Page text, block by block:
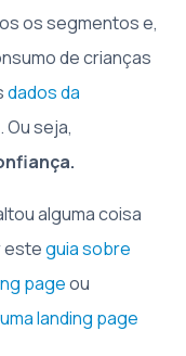
os segmentos e,
de crianças
dados da
. Ou seja,
alguma coisa
esteguia sobre
pageou
landing page